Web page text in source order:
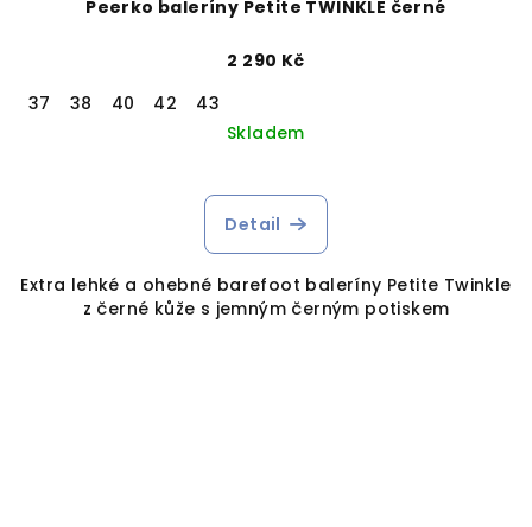
Peerko baleríny Petite TWINKLE černé
2 290 Kč
37
38 40 42
43
Skladem
Detail
Extra lehké a ohebné barefoot baleríny Petite Twinkle
z černé kůže s jemným černým potiskem